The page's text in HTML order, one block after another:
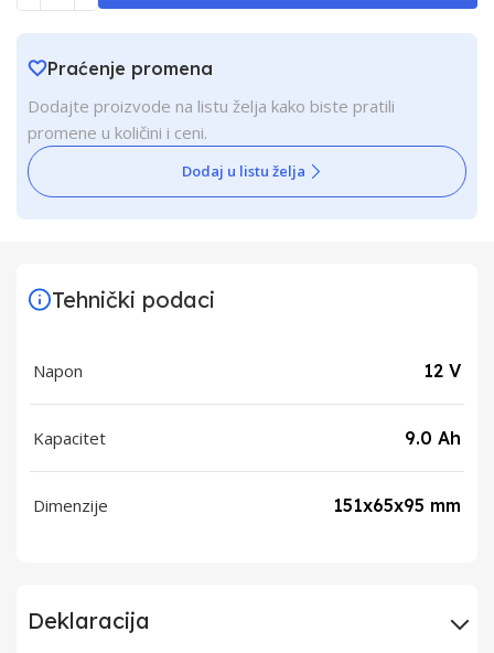
Praćenje promena
Dodajte proizvode na listu želja kako biste pratili
promene u količini i ceni.
Dodaj u listu želja
Tehnički podaci
Napon 12 V
Kapacitet 9.0 Ah
Dimenzije 151x65x95 mm
Deklaracija